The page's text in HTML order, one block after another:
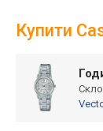
Купити
Скло